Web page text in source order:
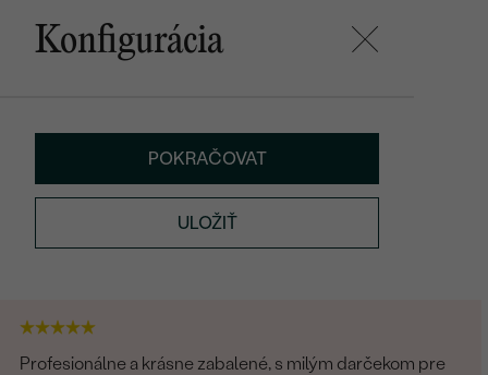
Konfigurácia
POKRAČOVAT
ULOŽIŤ
Profesionálne a krásne zabalené, s milým darčekom pre